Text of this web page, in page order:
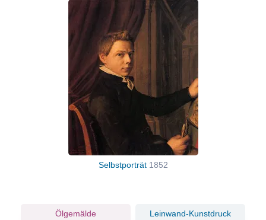
Selbstporträt 1852
Ölgemälde
Leinwand-Kunstdruck